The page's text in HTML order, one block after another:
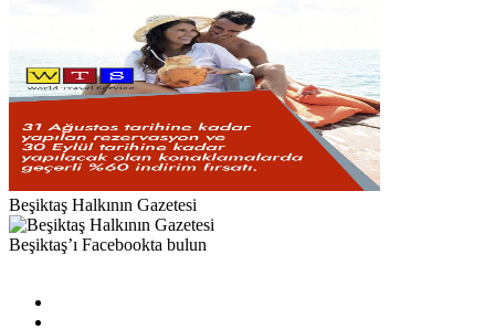
Beşiktaş Halkının Gazetesi
Beşiktaş’ı Facebookta bulun